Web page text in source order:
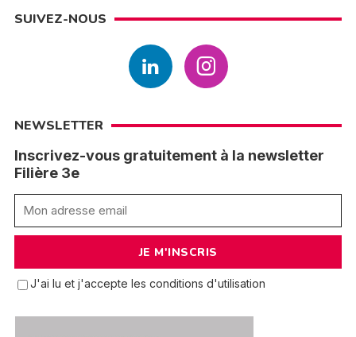
SUIVEZ-NOUS
NEWSLETTER
Inscrivez-vous gratuitement à la newsletter
Filière 3e
J'ai lu et j'accepte les conditions d'utilisation